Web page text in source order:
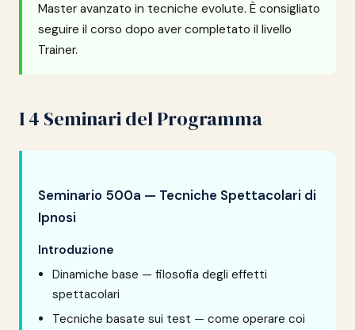
Master avanzato in tecniche evolute. È consigliato
seguire il corso dopo aver completato il livello
Trainer.
I 4 Seminari del Programma
Seminario 500a — Tecniche Spettacolari di
Ipnosi
Introduzione
Dinamiche base — filosofia degli effetti
spettacolari
Tecniche basate sui test — come operare coi